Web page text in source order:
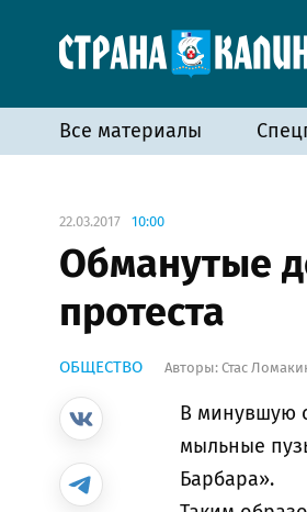
Все материалы
22.03.2017 10:00
Обманутые
протеста
ОБЩЕСТВО Авторы: Стас
В минувшую
мыльные
Барбара».